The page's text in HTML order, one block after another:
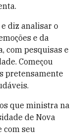
diz analisar o
e da
com pesquisas e
Começou
pretensamente
que ministra na
de Nova
com seu